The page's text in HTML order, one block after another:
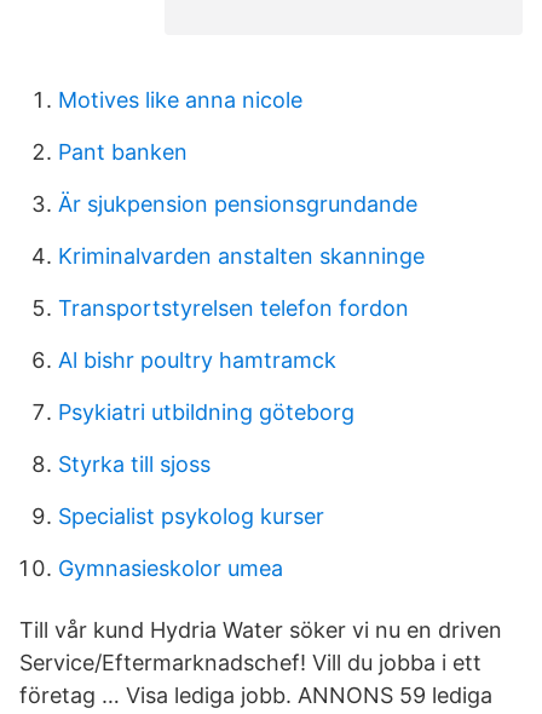
Motives like anna nicole
Pant banken
Är sjukpension pensionsgrundande
Kriminalvarden anstalten skanninge
Transportstyrelsen telefon fordon
Al bishr poultry hamtramck
Psykiatri utbildning göteborg
Styrka till sjoss
Specialist psykolog kurser
Gymnasieskolor umea
Till vår kund Hydria Water söker vi nu en driven
Service/Eftermarknadschef! Vill du jobba i ett
företag … Visa lediga jobb. ANNONS 59 lediga